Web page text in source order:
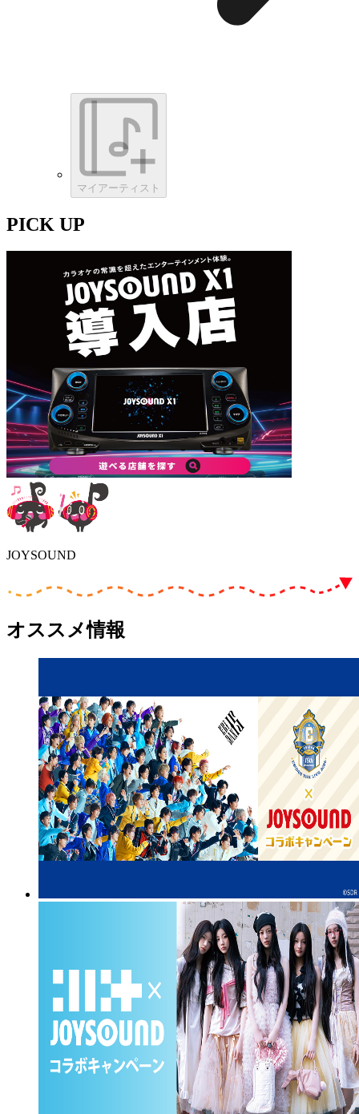
マイアーティスト
PICK UP
JOYSOUND
オススメ情報